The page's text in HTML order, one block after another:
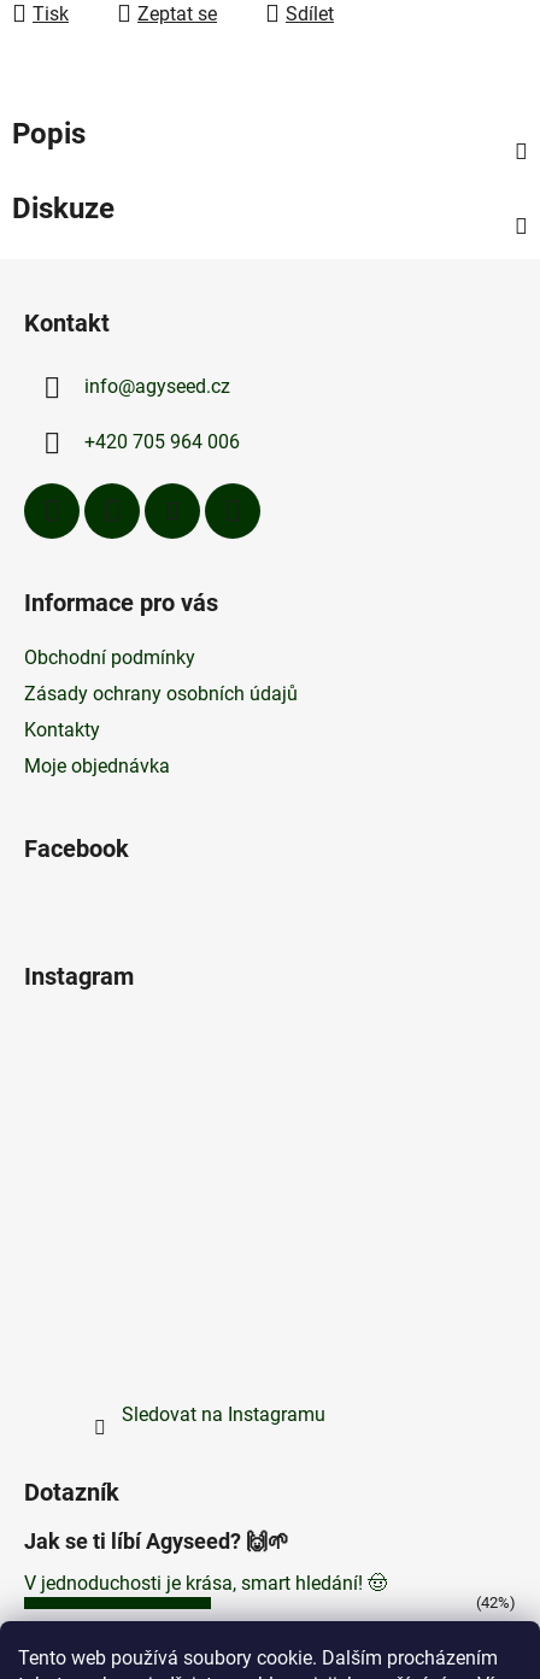
Tento web používá soubory cookie. Dalším procházením
Tisk Zeptat se Sdílet
Popis
Diskuze
Kontakt
info@agyseed.cz
+420 705 964 006
Informace pro vás
Obchodní podmínky
Zásady ochrany osobních údajů
Kontakty
Moje objednávka
Facebook
Instagram
Sledovat na Instagramu
Dotazník
Jak se ti líbí Agyseed? 🙌🌱
V jednoduchosti je krása, smart hledání! 🤠
(42%)
(32%)